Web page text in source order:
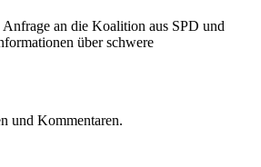
an die Koalition aus SPD und
über schwere
und Kommentaren.